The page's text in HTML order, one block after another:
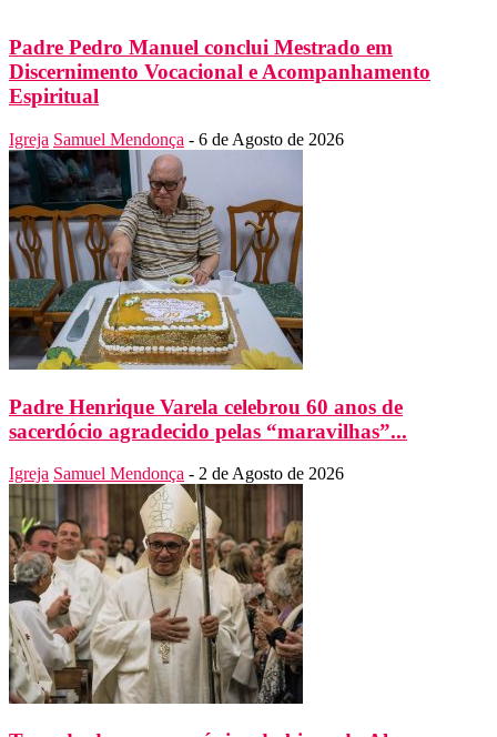
Padre Pedro Manuel conclui Mestrado em
Discernimento Vocacional e Acompanhamento
Espiritual
Igreja Samuel Mendonça - 6 de Agosto de 2026
Padre Henrique Varela celebrou 60 anos de
sacerdócio agradecido pelas “maravilhas”...
Igreja Samuel Mendonça - 2 de Agosto de 2026